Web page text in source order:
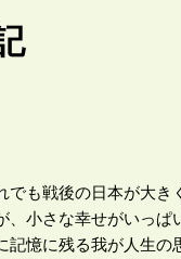
も戦後の日本が大き
、小さな幸せがいっぱ
記憶に残る我が人生の